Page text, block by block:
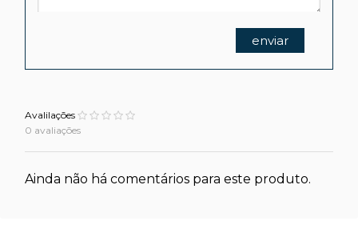
enviar
Avalilações
0 avaliações
Ainda não há comentários para este produto.